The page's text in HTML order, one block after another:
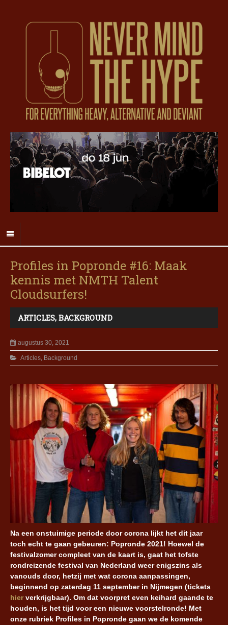
Profiles in Popronde #16: Maak
kennis met NMTH Talent
Cloudsurfers!
ARTICLES, BACKGROUND
augustus 30, 2021
Articles, Background
Na een onstuimige periode door corona lijkt het dit jaar
toch echt te gaan gebeuren: Popronde 2021! Hoewel de
festivalzomer compleet van de kaart is, gaat het tofste
rondreizende festival van Nederland weer enigszins als
vanouds door, hetzij met wat corona aanpassingen,
beginnend op zaterdag 11 september in Nijmegen (tickets
hierverkrijgbaar). Om dat voorpret even keihard gaande te
houden, is het tijd voor een nieuwe voorstelronde! Met
onze rubriek Profiles in Popronde gaan we de komende